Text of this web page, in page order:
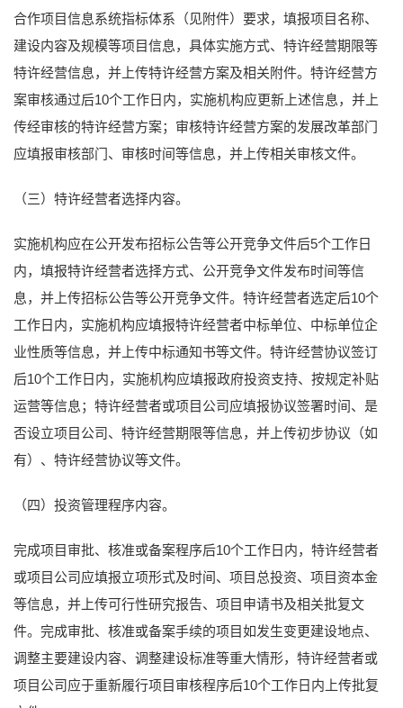
合作项目信息系统指标体系（见附件）要求，填报项目名称、
建设内容及规模等项目信息，具体实施方式、特许经营期限等
特许经营信息，并上传特许经营方案及相关附件。特许经营方
案审核通过后10个工作日内，实施机构应更新上述信息，并上
传经审核的特许经营方案；审核特许经营方案的发展改革部门
应填报审核部门、审核时间等信息，并上传相关审核文件。
（三）特许经营者选择内容。
实施机构应在公开发布招标公告等公开竞争文件后5个工作日
内，填报特许经营者选择方式、公开竞争文件发布时间等信
息，并上传招标公告等公开竞争文件。特许经营者选定后10个
工作日内，实施机构应填报特许经营者中标单位、中标单位企
业性质等信息，并上传中标通知书等文件。特许经营协议签订
后10个工作日内，实施机构应填报政府投资支持、按规定补贴
运营等信息；特许经营者或项目公司应填报协议签署时间、是
否设立项目公司、特许经营期限等信息，并上传初步协议（如
有）、特许经营协议等文件。
（四）投资管理程序内容。
完成项目审批、核准或备案程序后10个工作日内，特许经营者
或项目公司应填报立项形式及时间、项目总投资、项目资本金
等信息，并上传可行性研究报告、项目申请书及相关批复文
件。完成审批、核准或备案手续的项目如发生变更建设地点、
调整主要建设内容、调整建设标准等重大情形，特许经营者或
项目公司应于重新履行项目审核程序后10个工作日内上传批复